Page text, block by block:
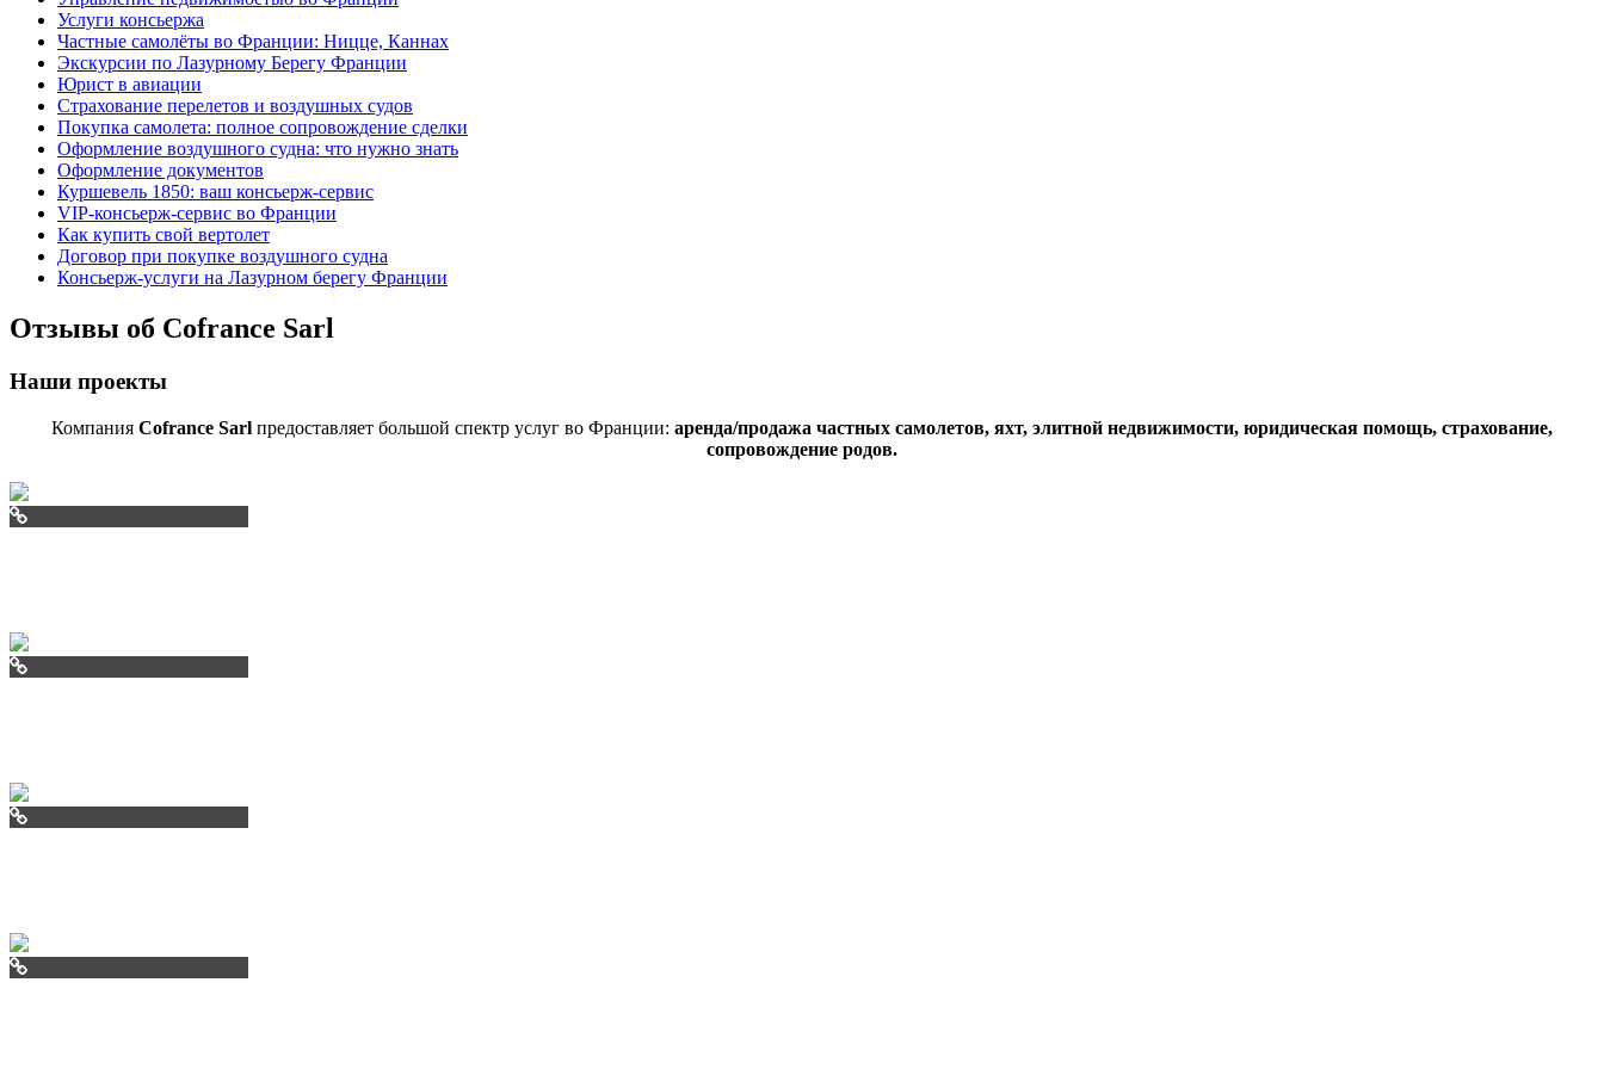
Услуги консьержа
Частные самолёты во Франции: Ницце, Каннах
Экскурсии по Лазурному Берегу Франции
Юрист в авиации
Страхование перелетов и воздушных судов
Покупка самолета: полное сопровождение сделки
Оформление воздушного судна: что нужно знать
Оформление документов
Куршевель 1850: ваш консьерж-сервис
VIP-консьерж-сервис во Франции
Как купить свой вертолет
Договор при покупке воздушного судна
Консьерж-услуги на Лазурном берегу Франции
Отзывы об Cofrance Sarl
Наши проекты
Компания Cofrance Sarl предоставляет большой спектр услуг во Франции: аренда/продажа частных самолетов, яхт, элитной недвижимости, юридическая помощь, страхование,
сопровождение родов.